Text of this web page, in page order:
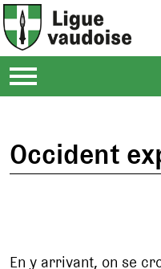
Occident
En y arrivant, on se